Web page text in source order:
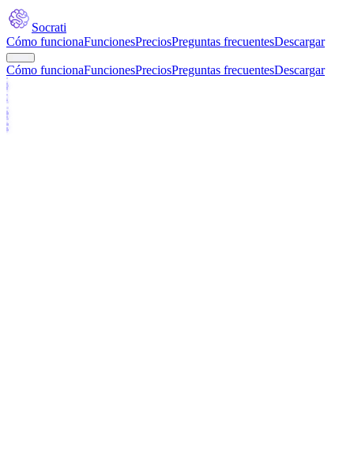
Socrati
Cómo funcionaFuncionesPreciosPreguntas frecuentesDescargar
Cómo funcionaFuncionesPreciosPreguntas frecuentesDescargar